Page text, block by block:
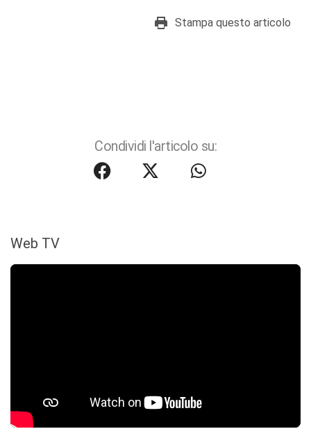
Stampa questo articolo
Condividi l'articolo su:
Web TV